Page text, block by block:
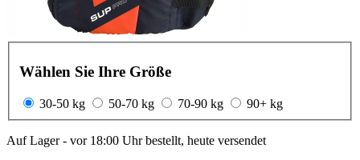
Wählen Sie Ihre Größe
30-50 kg 50-70 kg 70-90 kg 90+ kg
Auf Lager - vor 18:00 Uhr bestellt, heute versendet